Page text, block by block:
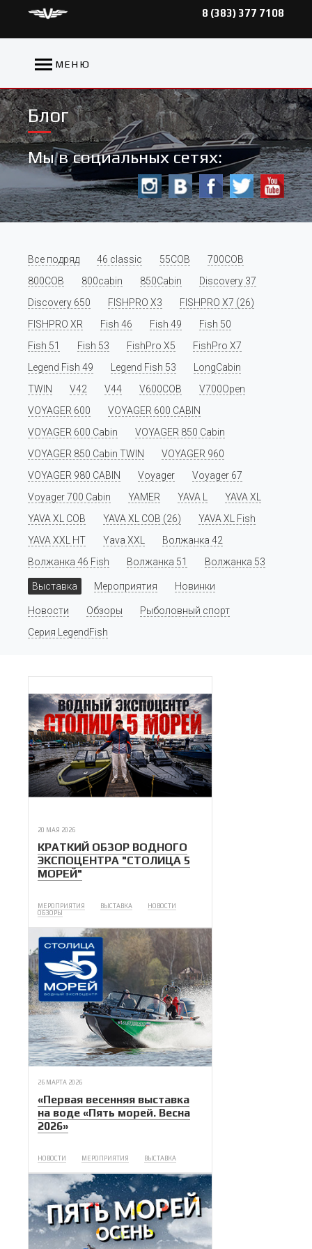
8 (383) 377 7108
МЕНЮ
Блог
Мы в социальных сетях:
Все подряд 46 classic 55COB
700COB
800COB
800cabin 850Cabin
Discovery 37
Discovery 650
FISHPRO X3
FISHPRO X7 (26)
FISHPRO XR
Fish 46 Fish 49
Fish 50
Fish 51
Fish 53 FishPro X5
FishPro X7
Legend Fish 49
Legend Fish 53
LongCabin
TWIN
V42 V44 V600COB
V700Open
VOYAGER 600
VOYAGER 600 CABIN
VOYAGER 600 Cabin
VOYAGER 850 Cabin
VOYAGER 850 Cabin TWIN
VOYAGER 960
VOYAGER 980 CABIN
Voyager
Voyager 67
Voyager 700 Cabin
YAMER YAVA L
YAVA XL
YAVA XL COB
YAVA XL COB (26)
YAVA XL Fish
YAVA XXL HT
Yava XXL
Волжанка 42
Волжанка 46 Fish
Волжанка 51 Волжанка 53
Выставка Мероприятия Новинки
Новости Обзоры
Рыболовный спорт
Серия LegendFish
20 МАЯ 2026
КРАТКИЙ ОБЗОР ВОДНОГО
ЭКСПОЦЕНТРА "СТОЛИЦА 5
МОРЕЙ"
МЕРОПРИЯТИЯ ВЫСТАВКА
НОВОСТИ
ОБЗОРЫ
26 МАРТА 2026
«Первая весенняя выставка
на воде «Пять морей. Весна
2026»
НОВОСТИ МЕРОПРИЯТИЯ ВЫСТАВКА